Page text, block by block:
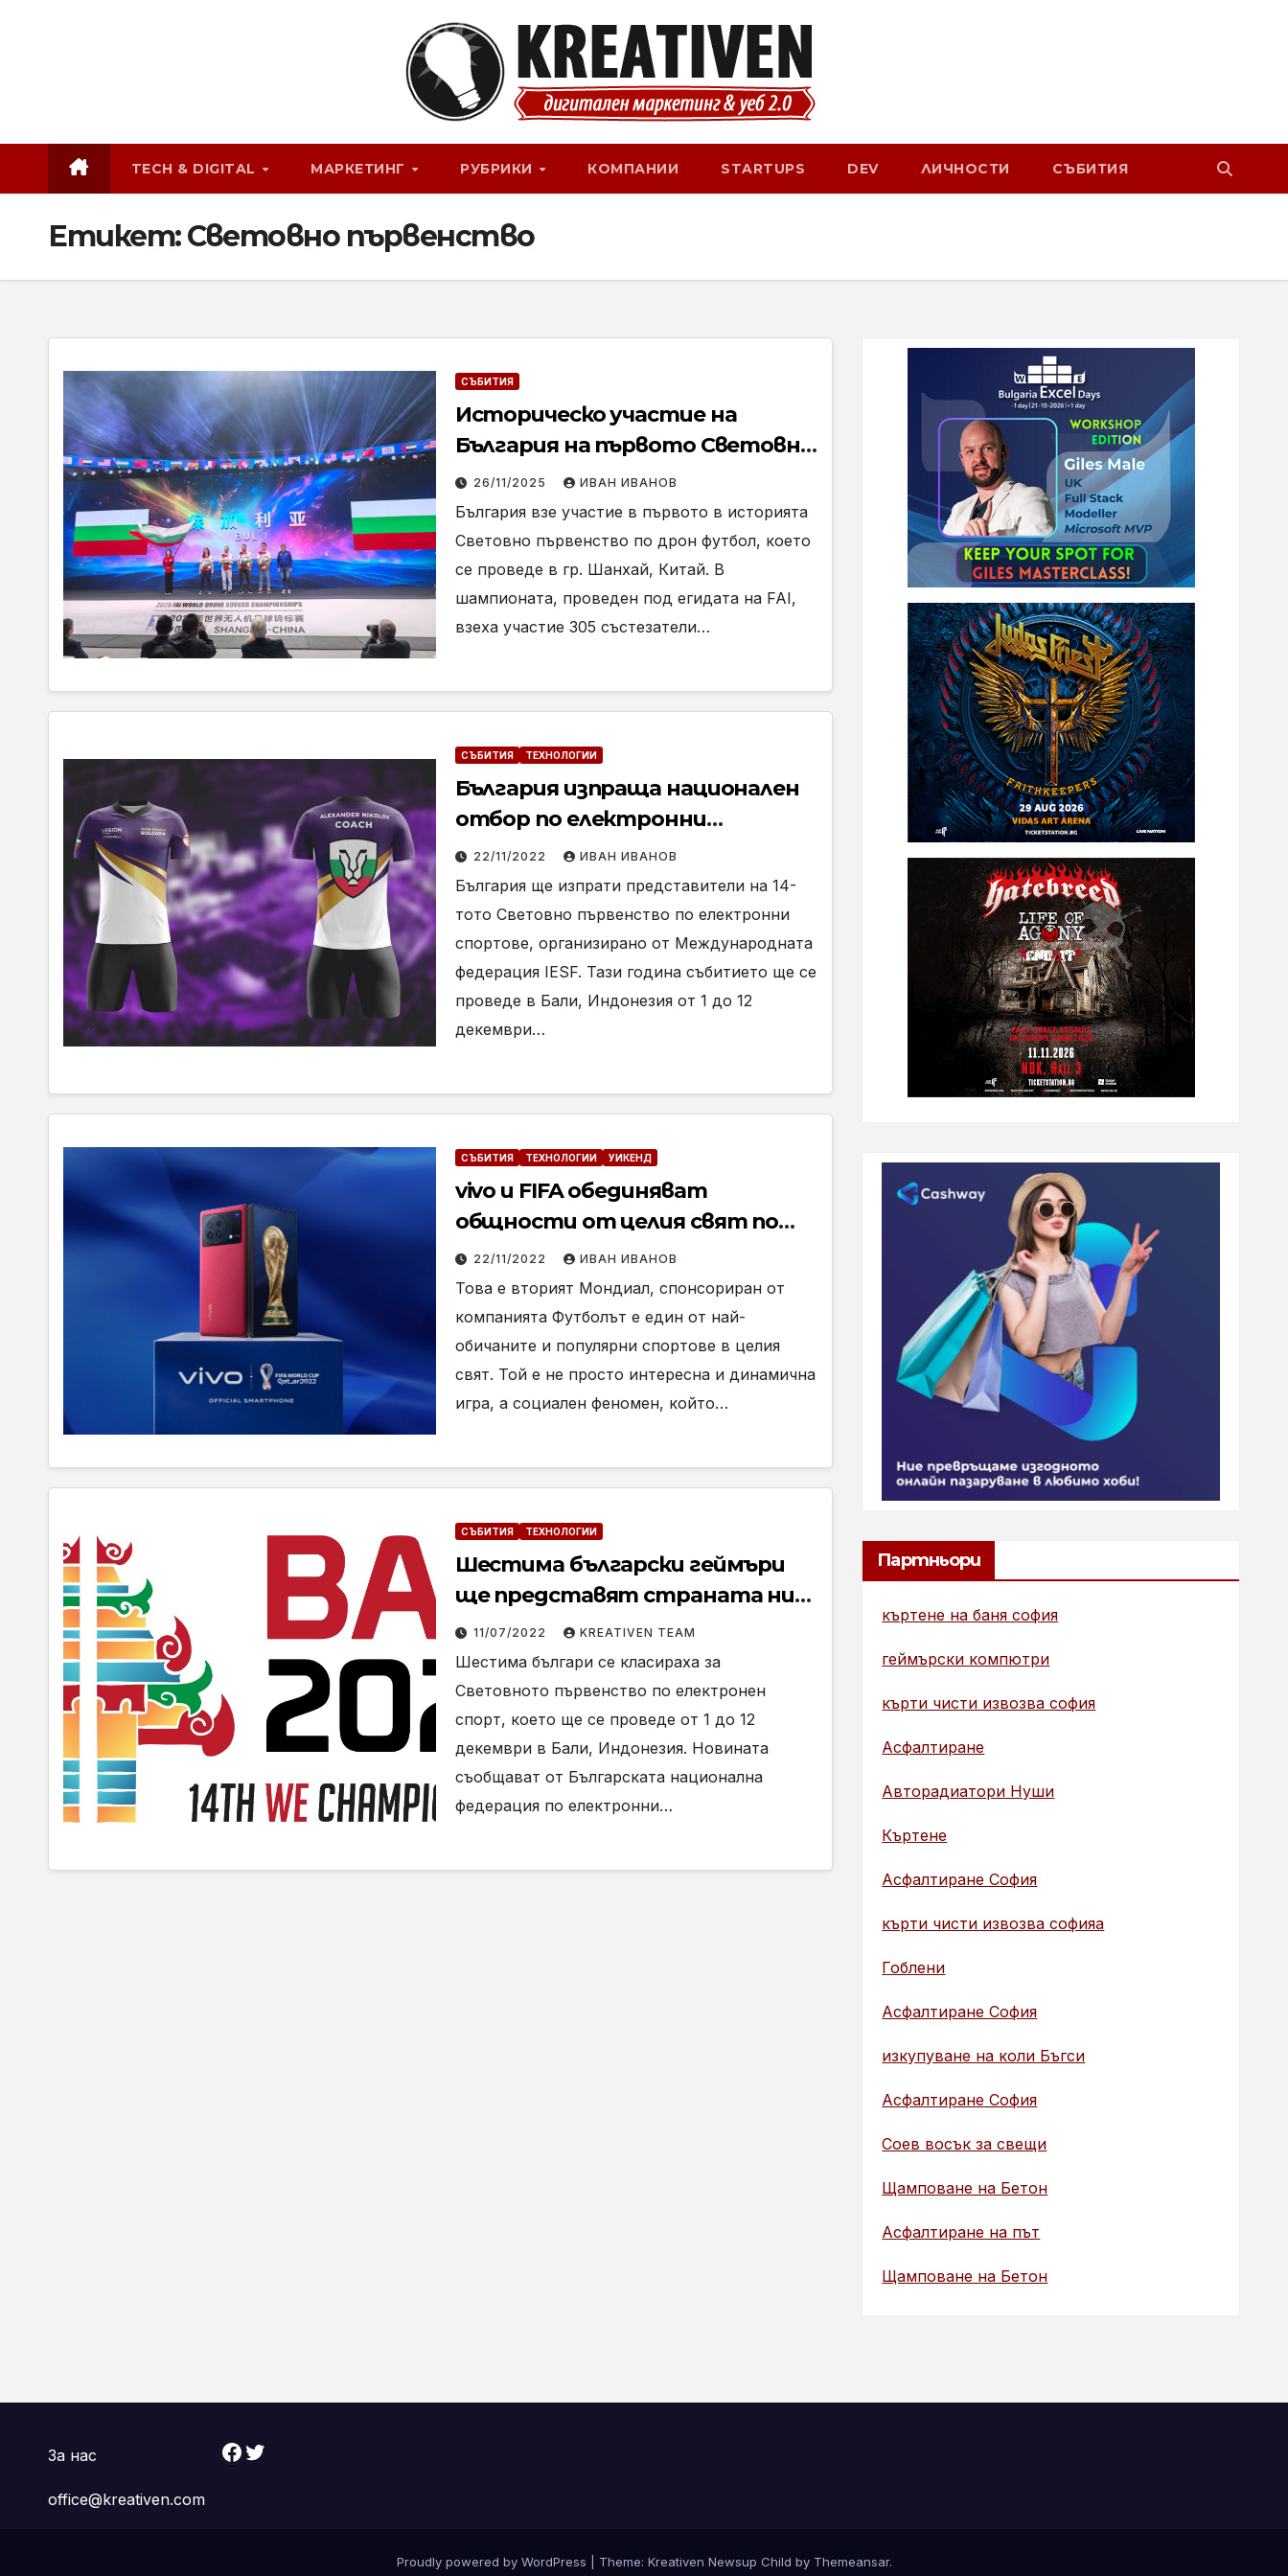
TECH & DIGITAL МАРКЕТИНГ РУБРИКИ КОМПАНИИ STARTUPS DEV ЛИЧНОСТИ СЪБИТИЯ
Етикет:Световно първенство
СЪБИТИЯ
Историческо участие на
България на първото Световно
първенство по дрон футбол
26/11/2025 ИВАН ИВАНОВ
България взе участие в първото в историята
Световно първенство по дрон футбол, което
се проведе в гр. Шанхай, Китай. В
шампионата, проведен под егидата на FAI,
взеха участие 305 състезатели…
СЪБИТИЯ ТЕХНОЛОГИИ
България изпраща национален
отбор по електронни
спортове на Световното
първенство в Бали
22/11/2022 ИВАН ИВАНОВ
България ще изпрати представители на 14-
тото Световно първенство по електронни
спортове, организирано от Международната
федерация IESF. Тази година събитието ще се
проведе в Бали, Индонезия от 1 до 12
декември…
СЪБИТИЯ ТЕХНОЛОГИИ УИКЕНД
vivo и FIFA обединяват
общности от целия свят по
време на Световното
първенство по футбол
22/11/2022 ИВАН ИВАНОВ
Това е вторият Мондиал, спонсориран от
компанията Футболът е един от най-
обичаните и популярни спортове в целия
свят. Той е не просто интересна и динамична
игра, а социален феномен, който…
СЪБИТИЯ ТЕХНОЛОГИИ
Шестима български геймъри
ще представят страната ни
на Световното първенство по
електронни спортове в Бали
11/07/2022 KREATIVEN TEAM
Шестима българи се класираха за
Световното първенство по електронен
спорт, което ще се проведе от 1 до 12
декември в Бали, Индонезия. Новината
съобщават от Българската национална
федерация по електронни…
Партньори
къртене на баня софия
геймърски компютри
кърти чисти извозва софия
Асфалтиране
Авторадиатори Нуши
Къртене
Асфалтиране София
кърти чисти извозва софияа
Гоблени
Асфалтиране София
изкупуване на коли Бъгси
Асфалтиране София
Соев восък за свещи
Щамповане на Бетон
Асфалтиране на път
Щамповане на Бетон
За нас
office@kreativen.com
Facebook Twitter
Proudly powered by WordPress Theme: Kreativen Newsup Child by Themeansar.